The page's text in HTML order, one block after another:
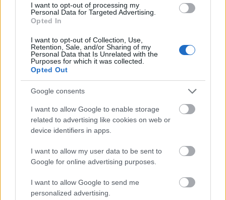
I want to opt-out of processing my
Personal Data for Targeted Advertising.
Opted In
I want to opt-out of Collection, Use,
Retention, Sale, and/or Sharing of my
Personal Data that Is Unrelated with the
Purposes for which it was collected.
Opted Out
Google consents
I want to allow Google to enable storage
related to advertising like cookies on web or
device identifiers in apps.
I want to allow my user data to be sent to
Google for online advertising purposes.
I want to allow Google to send me
personalized advertising.
Operában énekelni
Újra és újra és újra
Robinson
Trakl-kalandok